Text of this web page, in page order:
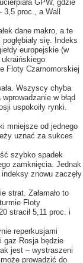
GPW, gdzie
proc., a Wall
dane makro, a te
się. Indeks
europejskie (w
Floty Czarnomorskiej
Wszyscy chyba
w błąd
uspokoiły rynki.
mniejsze od jednego
uznać za sukces
szybko spadek
zamknięcia. Jednak
znowu zaczęły
strat. Załamało to
Floty
stracił 5,11 proc. i
reperkusjami
gaz Rosja będzie
jest – wystraszeni
prowadzić do